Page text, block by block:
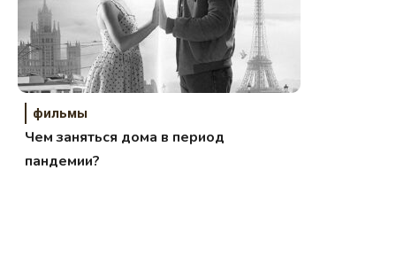
фильмы
Чем заняться дома в период
пандемии?